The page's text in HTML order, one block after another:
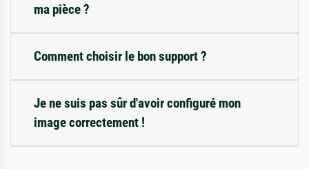
ma pièce ?
Comment choisir le bon support ?
Je ne suis pas sûr d'avoir configuré mon
image correctement !